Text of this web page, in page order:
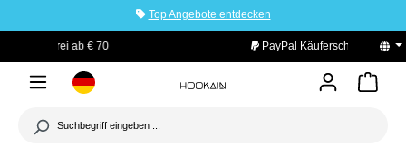
Top Angebote entdecken
PayPal Käuferschutz